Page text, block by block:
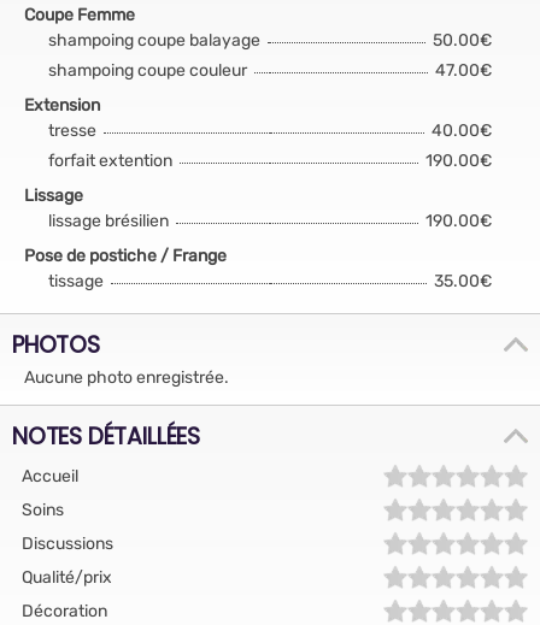
Coupe Femme
shampoing coupe balayage
50.00€
shampoing coupe couleur
47.00€
Extension
tresse
40.00€
forfait extention
190.00€
Lissage
lissage brésilien
190.00€
Pose de postiche / Frange
tissage
35.00€
PHOTOS
Aucune photo enregistrée.
NOTES DÉTAILLÉES
Accueil
Soins
Discussions
Qualité/prix
Décoration